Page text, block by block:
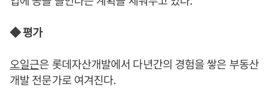
◆ 평가
오일근은 롯데자산개발에서 다년간의 경험을 쌓은 부동산
개발 전문가로 여겨진다.